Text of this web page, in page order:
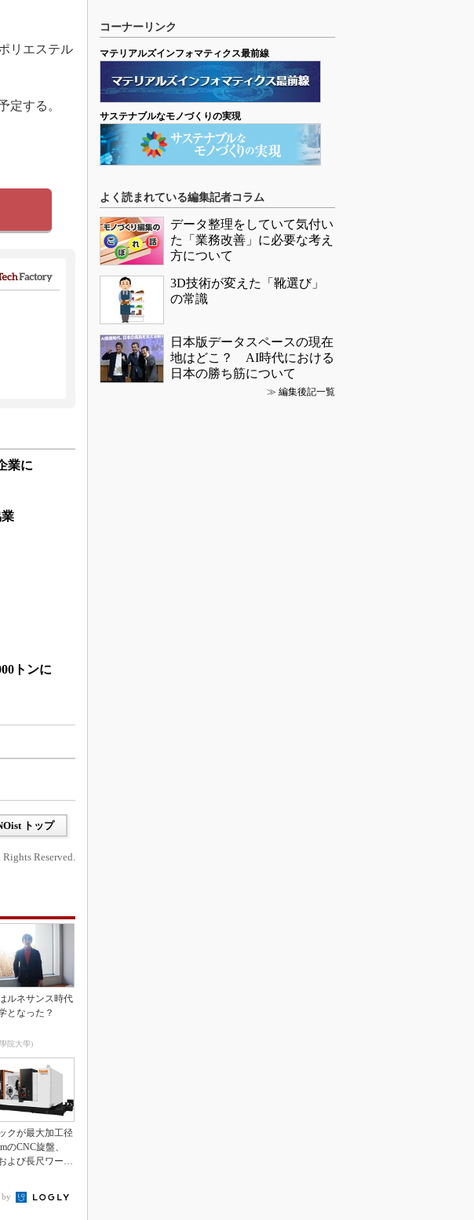
リエステル
定する。
業に
トンに
トップ
Reserved.
ルネサンス時代
となった？
院大學)
クが最大加工径
のCNC旋盤、
よび長尺ワーク
by
コーナーリンク
マテリアルズインフォマティクス最前線
サステナブルなモノづくりの実現
よく読まれている編集記者コラム
データ整理をしていて気付い
た「業務改善」に必要な考え
方について
3D技術が変えた「靴選び」
の常識
日本版データスペースの現在
地はどこ？ AI時代における
日本の勝ち筋について
≫ 編集後記一覧